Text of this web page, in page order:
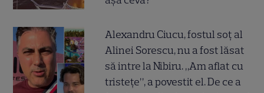
Alexandru Ciucu, fostul soț al
Alinei Sorescu, nu a fost lăsat
să intre la Nibiru. „Am aflat cu
tristețe”, a povestit el. De ce a